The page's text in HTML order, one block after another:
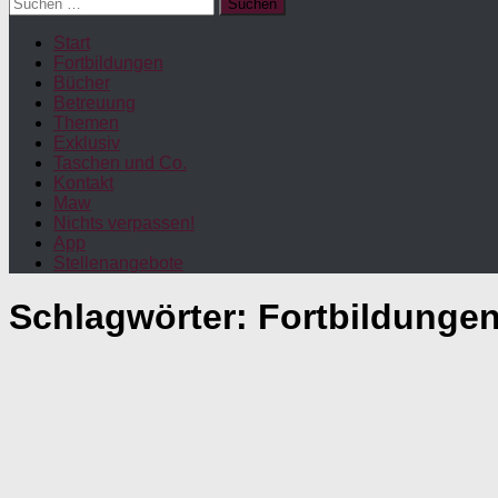
nach:
Start
Fortbildungen
Bücher
Betreuung
Themen
Exklusiv
Taschen und Co.
Kontakt
Maw
Nichts verpassen!
App
Stellenangebote
Schlagwörter: